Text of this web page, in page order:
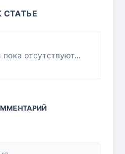
отсутствуют...